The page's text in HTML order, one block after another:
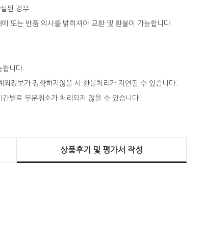
된 경우
또는 반품 의사를 밝히셔야 교환 및 환불이 가능합니다.
니다.
정보가 정확하지않을 시 환불처리가 지연될 수 있습니다.
별로 부분취소가 처리되지 않을 수 있습니다.
상품후기 및 평가서 작성